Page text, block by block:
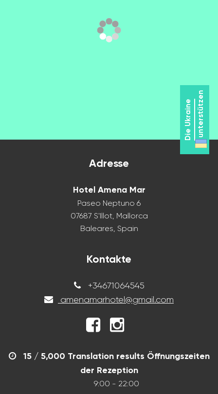
Die Ukraineunterstützen
Adresse
Hotel Amena Mar
Paseo Neptuno 6
07687 S'Illot, Mallorca
Baleares, Spain
Kontakte
+34671064545
amenamarhotel@gmail.com
15 / 5,000 Translation results Öffnungszeiten
der Rezeption
9:00 - 22:00